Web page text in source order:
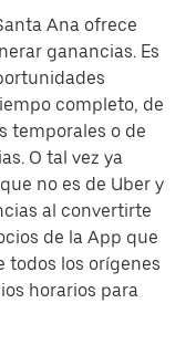
Ana ofrece
ganancias. Es
completo, de
temporales o de
O tal vez ya
no es de Uber y
al convertirte
de la App que
todos los orígenes
horarios para